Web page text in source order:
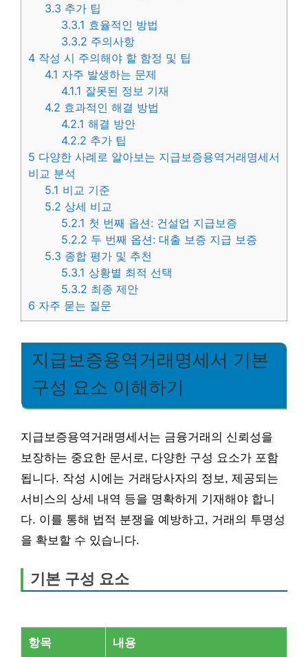
3.3 추가 팁
3.3.1 효율적인 방법
3.3.2 주의사항
4 작성 시 주의해야 할 함정 및 팁
4.1 자주 발생하는 문제
4.1.1 잘못된 정보 기재
4.2 효과적인 해결 방법
4.2.1 해결 방안
4.2.2 추가 팁
5 다양한 사례로 알아보는 지급보증용역거래명세서
비교 분석
5.1 비교 기준
5.2 상세 비교
5.2.1 첫 번째 옵션: 건설업 지급보증
5.2.2 두 번째 옵션: 대출 보증 지급 보증
5.3 종합 평가 및 추천
5.3.1 상황별 최적 선택
5.3.2 최종 제안
6 자주 묻는 질문
지급보증용역거래명세서 기본
구성 요소 이해하기
지급보증용역거래명세서는 금융거래의 신뢰성을
보장하는 중요한 문서로, 다양한 구성 요소가 포함
됩니다. 작성 시에는 거래당사자의 정보, 제공되는
서비스의 상세 내역 등을 명확하게 기재해야 합니
다. 이를 통해 법적 분쟁을 예방하고, 거래의 투명성
을 확보할 수 있습니다.
기본 구성 요소
항목 내용